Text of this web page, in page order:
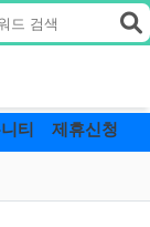
티 제휴신청